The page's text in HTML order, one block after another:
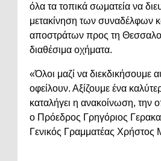
όλα τα τοπικά σωματεία να
μετακίνηση των συναδέλφων
αποστράτων προς τη
διαθέσιμα οχήματα.
«Όλοι μαζί να διεκδικήσουμε
οφείλουν. Αξίζουμε ένα
καταλήγει η ανακοίνωση, την
ο Πρόεδρος Γρηγόριος
Γενικός Γραμματέας Χρήστος